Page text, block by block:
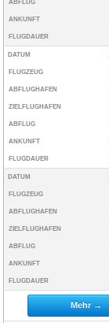
ABFLUG
ANKUNFT
FLUGDAUER
DATUM
FLUGZEUG
ABFLUGHAFEN
ZIELFLUGHAFEN
ABFLUG
ANKUNFT
FLUGDAUER
DATUM
FLUGZEUG
ABFLUGHAFEN
ZIELFLUGHAFEN
ABFLUG
ANKUNFT
FLUGDAUER
Mehr →